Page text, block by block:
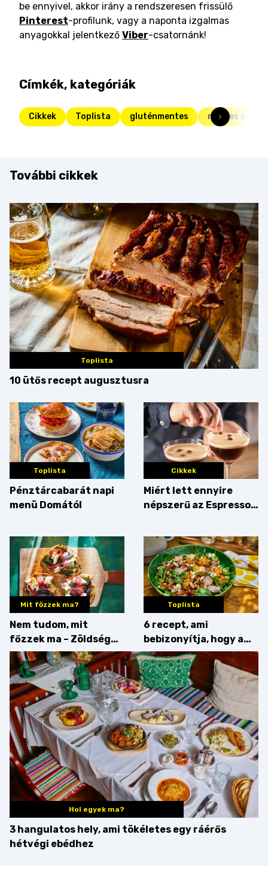
be ennyivel, akkor irány a rendszeresen frissülő
Pinterest-profilunk, vagy a naponta izgalmas
anyagokkal jelentkező Viber-csatornánk!
Címkék, kategóriák
Cikkek Toplista gluténmentes mentes sütik
További cikkek
Toplista
10 ütős recept augusztusra
Toplista
Pénztárcabarát napi
menü Domától
Cikkek
Miért lett ennyire
népszerű az Espresso
érdemes enni mellé?
Mit főzzek ma?
Nem tudom, mit
főzzek ma – Zöldség
minden mennyiségben
Toplista
6 recept, ami
bebizonyítja, hogy a
barack húsok mellé is
zseniális
Hol egyek ma?
3 hangulatos hely, ami tökéletes egy ráérős
hétvégi ebédhez